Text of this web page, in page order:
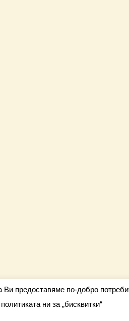
предоставяме по-добро
ни за „бисквитки“